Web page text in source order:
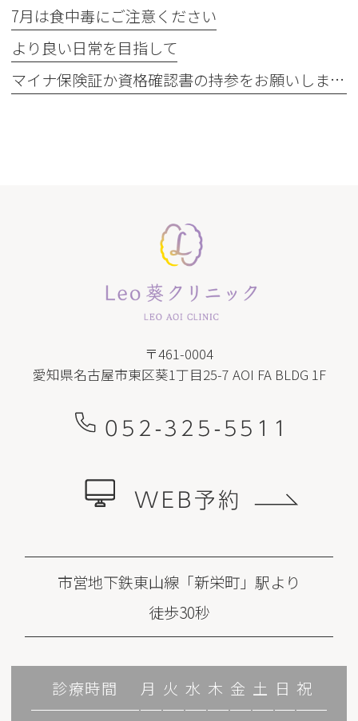
7月は食中毒にご注意ください
より良い日常を目指して
マイナ保険証か資格確認書の持参をお願いします
〒461-0004
愛知県名古屋市東区葵1丁目25-7 AOI FA BLDG 1F
052-325-5511
WEB予約
市営地下鉄東山線「新栄町」駅より
徒歩30秒
診療時間 月 火 水 木 金 土 日 祝